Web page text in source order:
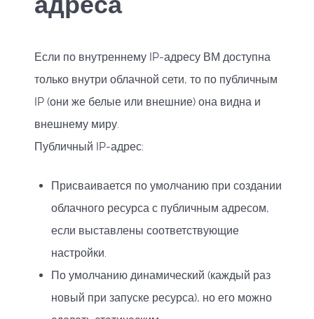
Если по внутреннему IP-адресу ВМ доступна
только внутри облачной сети, то по публичным
IP (они же белые или внешние) она видна и
внешнему миру.
Публичный IP-адрес:
Присваивается по умолчанию при создании
облачного ресурса с публичным адресом,
если выставлены соответствующие
настройки.
По умолчанию динамический (каждый раз
новый при запуске ресурса), но его можно